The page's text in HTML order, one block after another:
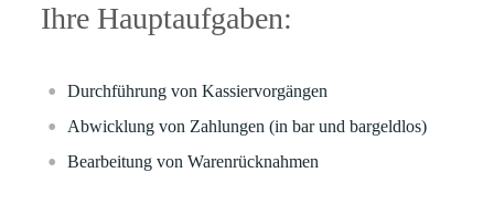
Ihre Hauptaufgaben:
Durchführung von Kassiervorgängen
Abwicklung von Zahlungen (in bar und bargeldlos)
Bearbeitung von Warenrücknahmen